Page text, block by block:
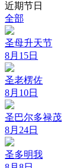
近期节日
全部
圣母升天节
8月15日
圣老楞佐
8月10日
圣巴尔多禄茂
8月24日
圣多明我